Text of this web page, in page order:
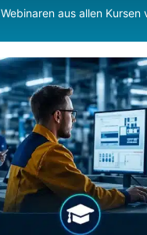
Webinaren aus allen Kursen